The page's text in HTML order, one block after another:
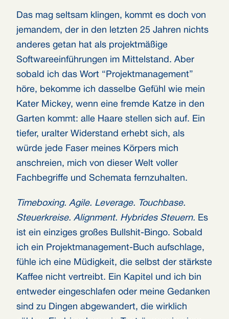
Das mag seltsam klingen, kommt es doch von
jemandem, der in den letzten 25 Jahren nichts
anderes getan hat als projektmäßige
Softwareeinführungen im Mittelstand. Aber
sobald ich das Wort “Projektmanagement”
höre, bekomme ich dasselbe Gefühl wie mein
Kater Mickey, wenn eine fremde Katze in den
Garten kommt: alle Haare stellen sich auf. Ein
tiefer, uralter Widerstand erhebt sich, als
würde jede Faser meines Körpers mich
anschreien, mich von dieser Welt voller
Fachbegriffe und Schemata fernzuhalten.
Timeboxing. Agile. Leverage. Touchbase.
Steuerkreise. Alignment. Hybrides Steuern. Es
ist ein einziges großes Bullshit-Bingo. Sobald
ich ein Projektmanagement-Buch aufschlage,
fühle ich eine Müdigkeit, die selbst der stärkste
Kaffee nicht vertreibt. Ein Kapitel und ich bin
entweder eingeschlafen oder meine Gedanken
sind zu Dingen abgewandert, die wirklich